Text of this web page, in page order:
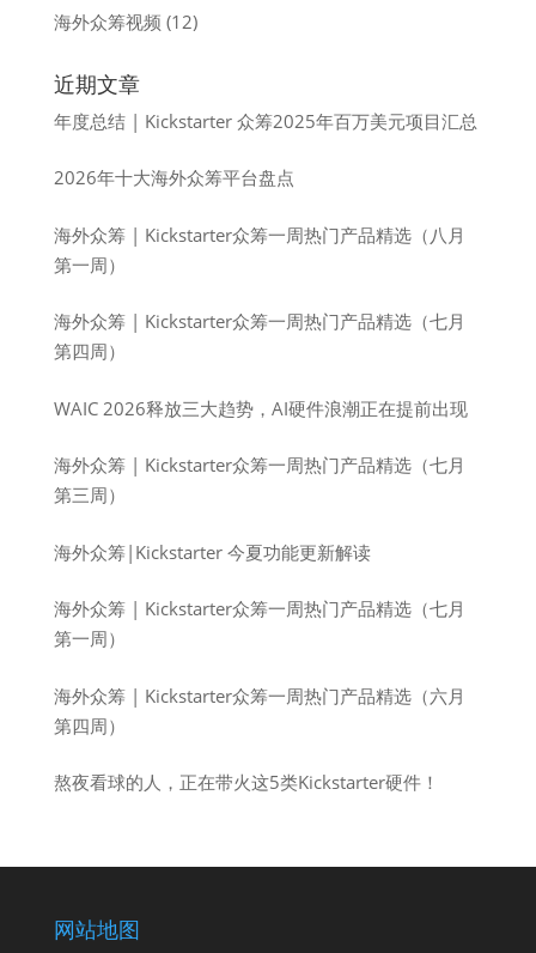
海外众筹视频 (12)
近期文章
年度总结 | Kickstarter 众筹2025年百万美元项目汇总
2026年十大海外众筹平台盘点
海外众筹 | Kickstarter众筹一周热门产品精选（八月
第一周）
海外众筹 | Kickstarter众筹一周热门产品精选（七月
第四周）
WAIC 2026释放三大趋势，AI硬件浪潮正在提前出现
海外众筹 | Kickstarter众筹一周热门产品精选（七月
第三周）
海外众筹|Kickstarter 今夏功能更新解读
海外众筹 | Kickstarter众筹一周热门产品精选（七月
第一周）
海外众筹 | Kickstarter众筹一周热门产品精选（六月
第四周）
熬夜看球的人，正在带火这5类Kickstarter硬件！
网站地图